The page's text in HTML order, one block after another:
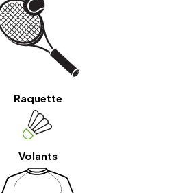
Raquette
Volants